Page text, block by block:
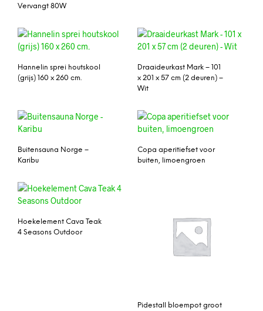
Vervangt 80W
Hannelin sprei houtskool
(grijs) 160 x 260 cm.
Draaideurkast Mark – 101
x 201 x 57 cm (2 deuren) –
Wit
Buitensauna Norge –
Karibu
Copa aperitiefset voor
buiten, limoengroen
Hoekelement Cava Teak
4 Seasons Outdoor
Pidestall bloempot groot